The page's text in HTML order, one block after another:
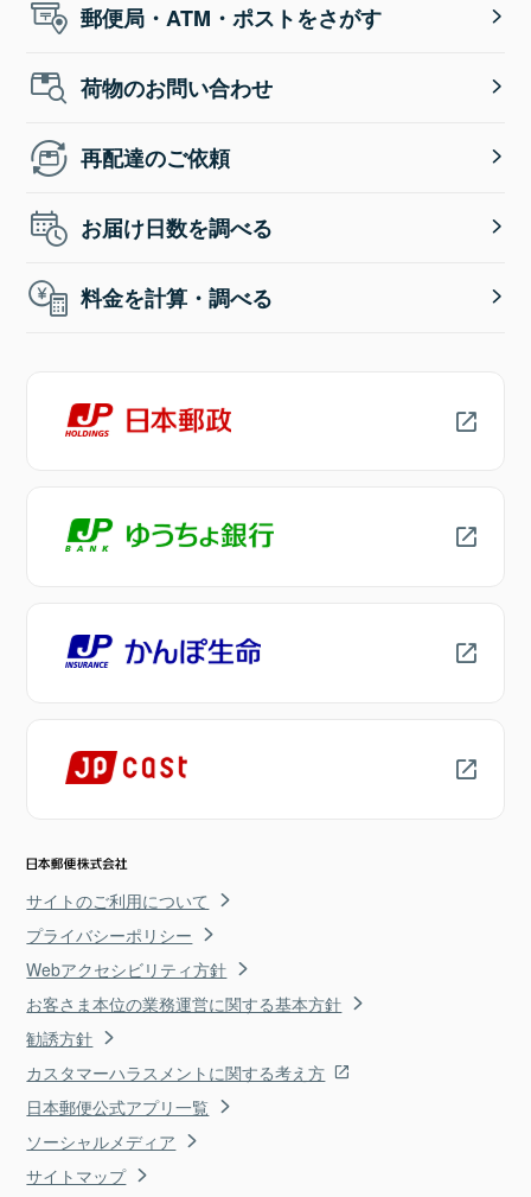
郵便局・ATM・ポストをさがす
荷物のお問い合わせ
再配達のご依頼
お届け日数を調べる
料金を計算・調べる
サイトのご利用について
プライバシーポリシー
Webアクセシビリティ方針
お客さま本位の業務運営に関する基本方針
勧誘方針
カスタマーハラスメントに関する考え方
日本郵便公式アプリ一覧
ソーシャルメディア
サイトマップ